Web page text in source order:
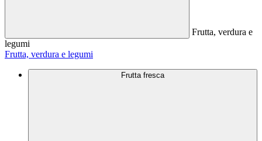
Frutta, verdura e
legumi
Frutta, verdura e legumi
Frutta fresca